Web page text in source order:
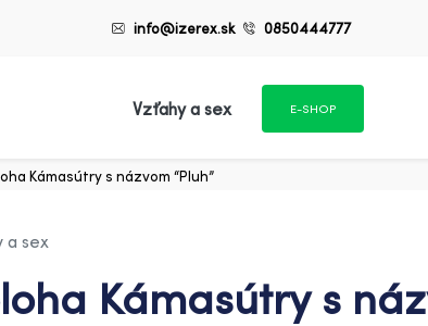
info@izerex.sk 0850444777
Vzťahy a sex E-SHOP
Kámasútry s názvom “Pluh”
a sex
Kámasútry s